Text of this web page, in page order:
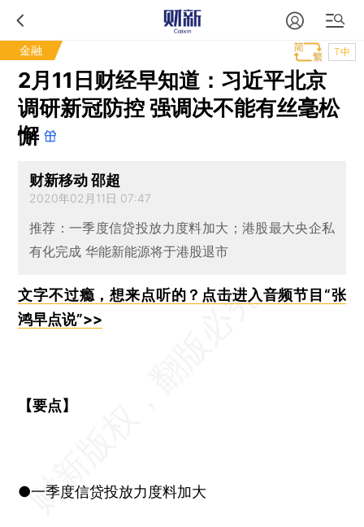
金融 T中
2月11日财经早知道：习近平北京
调研新冠防控 强调决不能有丝毫松
懈
财新移动 邵超
2020年02月11日 07:47
推荐：一季度信贷投放力度料加大；港股最大央企私
有化完成 华能新能源将于港股退市
文字不过瘾，想来点听的？点击进入音频节目“张
鸿早点说”>>
【要点】
●一季度信贷投放力度料加大